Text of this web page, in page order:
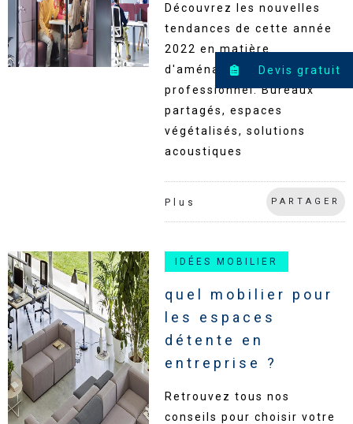
Découvrez les nouvelles
tendances de cette année
2022 en matière
d'aménagement
professionnel. Bureaux
partagés, espaces
végétalisés, solutions
acoustiques
Plus PARTAGER
IDÉES MOBILIER
quel mobilier pour
les espaces
détente en
entreprise ?
Retrouvez tous nos
conseils pour choisir votre
Devis gratuit